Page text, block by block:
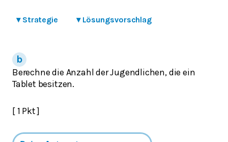
▾ Strategie ▾ Lösungsvorschlag
Berechne die Anzahl der Jugendlichen, die ein
Tablet besitzen.
[ 1 Pkt ]